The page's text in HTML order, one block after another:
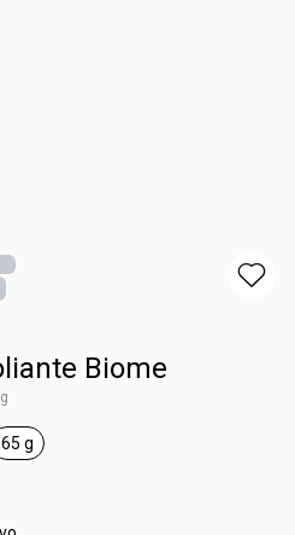
Biome
facial
general.tag 65 g
65 g